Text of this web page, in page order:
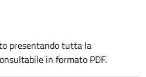
presentando tutta la
in formato PDF.